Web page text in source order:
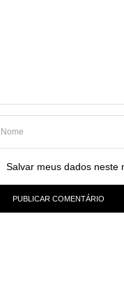
Salvar meus dados neste